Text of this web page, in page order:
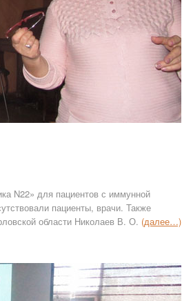
N22» для пациентов с иммунной
пациенты, врачи. Также
области Николаев В. О. (далее…)